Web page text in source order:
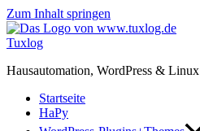
Zum Inhalt springen
Tuxlog
Hausautomation, WordPress & Linux
Startseite
HaPy